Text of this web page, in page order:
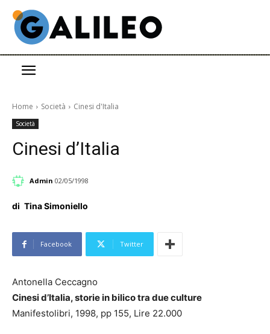
Home Società Cinesi d'Italia
Società
Cinesi d’Italia
Admin 02/05/1998
di Tina Simoniello
Facebook Twitter
Antonella Ceccagno
Cinesi d’Italia, storie in bilico tra due culture
Manifestolibri, 1998, pp 155, Lire 22.000